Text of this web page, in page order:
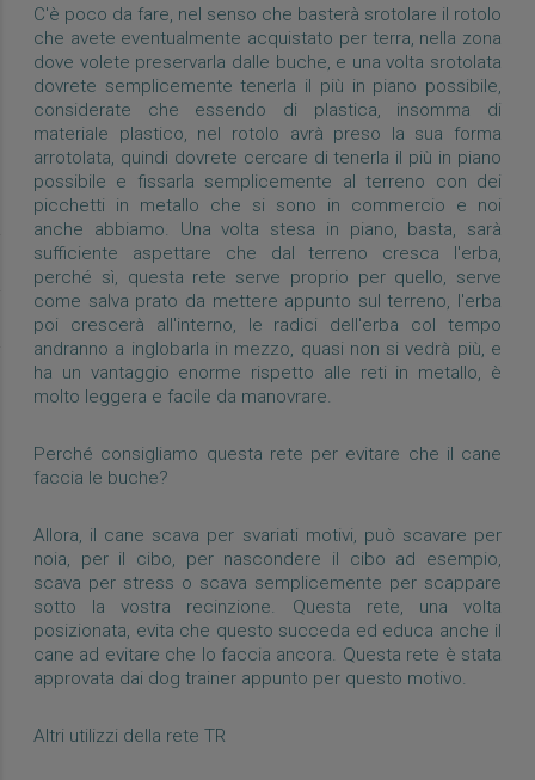
C'è poco da fare, nel senso che basterà srotolare il rotolo
che avete eventualmente acquistato per terra, nella zona
dove volete preservarla dalle buche, e una volta srotolata
dovrete semplicemente tenerla il più in piano possibile,
considerate che essendo di plastica, insomma di
materiale plastico, nel rotolo avrà preso la sua forma
arrotolata, quindi dovrete cercare di tenerla il più in piano
possibile e fissarla semplicemente al terreno con dei
picchetti in metallo che si sono in commercio e noi
anche abbiamo. Una volta stesa in piano, basta, sarà
sufficiente aspettare che dal terreno cresca l'erba,
perché sì, questa rete serve proprio per quello, serve
come salva prato da mettere appunto sul terreno, l'erba
poi crescerà all'interno, le radici dell'erba col tempo
andranno a inglobarla in mezzo, quasi non si vedrà più, e
ha un vantaggio enorme rispetto alle reti in metallo, è
molto leggera e facile da manovrare.
Perché consigliamo questa rete per evitare che il cane
faccia le buche?
Allora, il cane scava per svariati motivi, può scavare per
noia, per il cibo, per nascondere il cibo ad esempio,
scava per stress o scava semplicemente per scappare
sotto la vostra recinzione. Questa rete, una volta
posizionata, evita che questo succeda ed educa anche il
cane ad evitare che lo faccia ancora. Questa rete è stata
approvata dai dog trainer appunto per questo motivo.
Altri utilizzi della rete TR